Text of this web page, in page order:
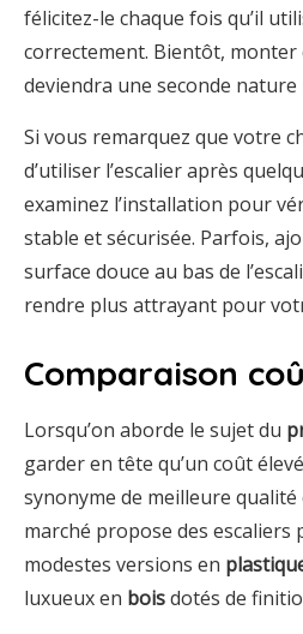
félicitez-le chaque fois qu’il
correctement. Bientôt, monter
deviendra une seconde
Si vous remarquez que votre
d’utiliser l’escalier après
examinez l’installation pour
stable et sécurisée. Parfois,
surface douce au bas de
rendre plus attrayant pour
Comparaison
Lorsqu’on aborde le sujet du
garder en tête qu’un coût
synonyme de meilleure
marché propose des escaliers
modestes versions en
luxueux en boisdotés de